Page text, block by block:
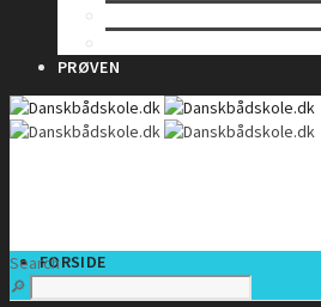
PRØVEN
FORSIDE
Search